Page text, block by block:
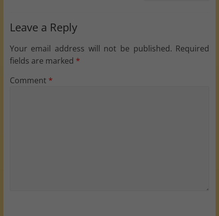
Leave a Reply
Your email address will not be published. Required
fields are marked *
Comment *